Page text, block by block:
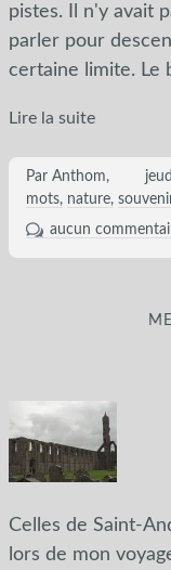
pistes. Il n'y avait
parler pour
certaine limite. Le
Lire la suite
Par Anthom,
mots nature
aucun
Celles de Saint-
lors de mon